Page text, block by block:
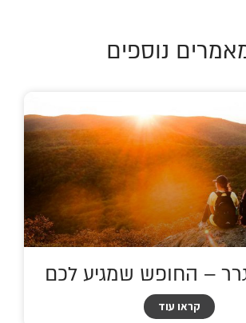
נוספים
– החופש שמגיע לכם
קראו עוד